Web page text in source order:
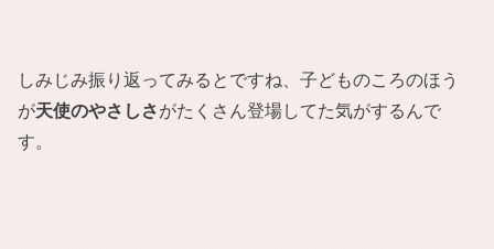
しみじみ振り返ってみるとですね、子どものころのほう
が天使のやさしさがたくさん登場してた気がするんで
す。